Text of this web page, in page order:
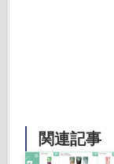
関連記事